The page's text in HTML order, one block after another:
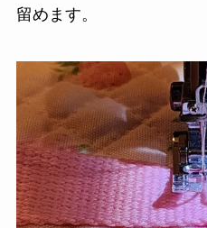
留めます。